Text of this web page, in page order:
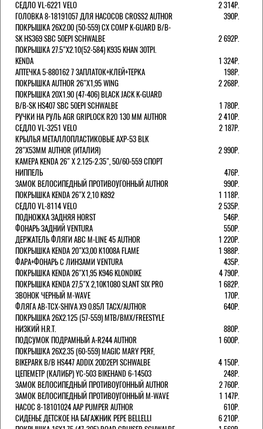
СЕДЛО VL-6221 VELO
2 314Р.
ГОЛОВКА 8-18191057 ДЛЯ НАСОСОВ CROSS2 AUTHOR
390Р.
ПОКРЫШКА 26X2.00 (50-559) CX COMP K-GUARD B/B-
SK HS369 SBC 50EPI SCHWALBE
2 692Р.
ПОКРЫШКА 27.5"Х2.10(52-584) K935 KHAN 30TPI.
KENDA
1 324Р.
АПТЕЧКА 5-880162 7 ЗАПЛАТОК+КЛЕЙ+ТЕРКА
198Р.
ПОКРЫШКА AUTHOR 26"Х1,95 WING
2 268Р.
ПОКРЫШКА 20X1.90 (47-406) BLACK JACK K-GUARD
B/B-SK HS407 SBC 50EPI SCHWALBE
1 780Р.
РУЧКИ НА РУЛЬ AGR GRIPLOCK R20 130 ММ AUTHOR
2 410Р.
СЕДЛО VL-3251 VELO
2 187Р.
КРЫЛЬЯ МЕТАЛЛОПЛАСТИКОВЫЕ AXP-53 BLK
28"Х53ММ AUTHOR (ИТАЛИЯ)
2 990Р.
КАМЕРА KENDA 26" Х 2.125-2.35", 50/60-559 СПОРТ
НИППЕЛЬ
476Р.
ЗАМОК ВЕЛОСИПЕДНЫЙ ПРОТИВОУГОННЫЙ AUTHOR
990Р.
ПОКРЫШКА KENDA 26"Х 2,10 K892
1 118Р.
СЕДЛО VL-8114 VELO
2 535Р.
ПОДНОЖКА ЗАДНЯЯ HORST
546Р.
ФОНАРЬ ЗАДНИЙ VENTURA
550Р.
ДЕРЖАТЕЛЬ ФЛЯГИ АВС M-LINE 45 AUTHOR
1 220Р.
ПОКРЫШКА KENDA 20"Х3,00 K1008A FLAME
1 988Р.
ФАРА+ФОНАРЬ С ЛИНЗАМИ VENTURA
435Р.
ПОКРЫШКА KENDA 26"Х1,95 K946 KLONDIKE
4 790Р.
ПОКРЫШКА KENDA 27,5"Х 2,10K1080 SLANT SIX PRO
1 682Р.
ЗВОНОК ЧЕРНЫЙ M-WAVE
170Р.
ФЛЯГА AB-TCX-SHIVA X9 0.85Л TACX/AUTHOR
640Р.
ПОКРЫШКА 26X2.125 (57-559) MTB/BMX/FREESTYLE
НИЗКИЙ H.R.T.
880Р.
ПОДСУМОК ПОДРАМНЫЙ A-R244 AUTHOR
1 600Р.
ПОКРЫШКА 26X2.35 (60-559) MAGIC MARY PERF,
BIKEPARK B/B HS447 ADDIX 20D2EPI SCHWALBE
4 150Р.
ЦЕПЕМЕТР (КАЛИБР) YC-503 BIKEHAND 6-14503
248Р.
ЗАМОК ВЕЛОСИПЕДНЫЙ ПРОТИВОУГОННЫЙ AUTHOR
2 760Р.
ЗАМОК ВЕЛОСИПЕДНЫЙ ПРОТИВОУГОННЫЙ M-WAVE
1 147Р.
НАСОС 8-18101024 AAP PUMPER AUTHOR
610Р.
СИДЕНЬЕ ДЕТСКОЕ НА БАГАЖНИК PEPE BELLELLI
6 210Р.